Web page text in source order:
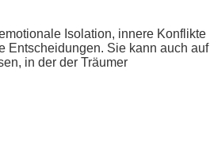
Isolation, innere Konflikte
Entscheidungen. Sie kann auch auf
in der der Träumer